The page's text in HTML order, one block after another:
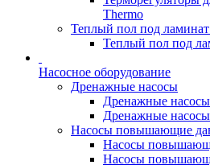
Thermo
Теплый пол под
Теплый пол под
Насосное оборудование
Дренажные насосы
Дренажные
Дренажные
Насосы повышающие
Насосы
Насосы